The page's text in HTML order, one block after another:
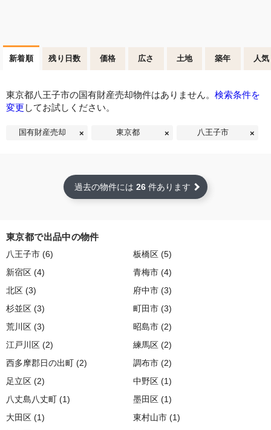
新着順 残り日数 価格 広さ 土地 築年 人気
東京都八王子市の国有財産売却物件はありません。 検索条件を
変更 してお試しください。
国有財産売却 東京都 八王子市
過去の物件には 26 件あります
東京都で出品中の物件
八王子市 (6) 板橋区 (5)
新宿区 (4) 青梅市 (4)
北区 (3) 府中市 (3)
杉並区 (3) 町田市 (3)
荒川区 (3) 昭島市 (2)
江戸川区 (2) 練馬区 (2)
西多摩郡日の出町 (2) 調布市 (2)
足立区 (2) 中野区 (1)
八丈島八丈町 (1) 墨田区 (1)
大田区 (1) 東村山市 (1)